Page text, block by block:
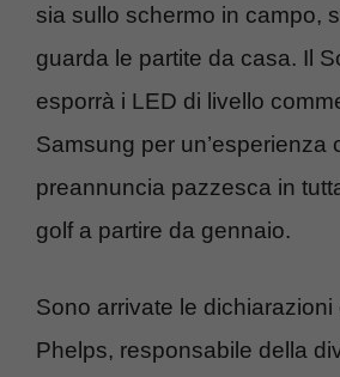
sia sullo schermo in campo,
guarda le partite da casa. Il
esporrà i LED di livello
Samsung per un’esperienza
preannuncia pazzesca in
golf a partire da gennaio.
Sono arrivate le dichiarazioni
Phelps, responsabile della